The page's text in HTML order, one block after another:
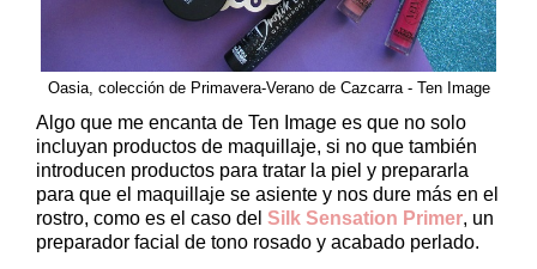
Oasia, colección de Primavera-Verano de Cazcarra - Ten Image
Algo que me encanta de Ten Image es que no solo
incluyan productos de maquillaje, si no que también
introducen productos para tratar la piel y prepararla
para que el maquillaje se asiente y nos dure más en el
rostro, como es el caso del Silk Sensation Primer, un
preparador facial de tono rosado y acabado perlado.